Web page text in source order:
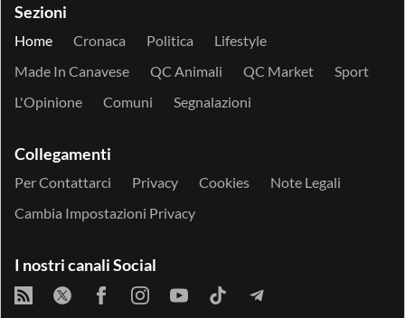
Sezioni
Home Cronaca Politica
Lifestyle
Made In Canavese
QC Animali QC Market
Sport
L'Opinione
Comuni Segnalazioni
Collegamenti
Per Contattarci Privacy Cookies
Note Legali
Cambia Impostazioni Privacy
I nostri canali Social